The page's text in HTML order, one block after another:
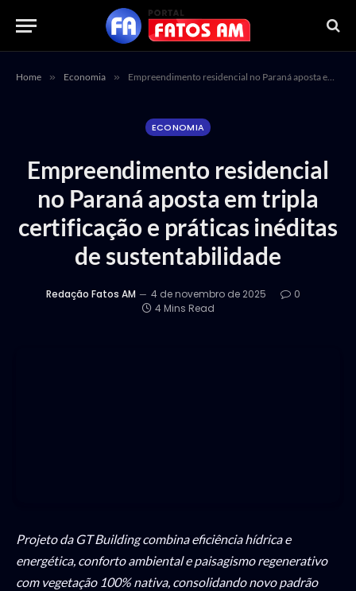
Home » Economia » Empreendimento residencial no Paraná aposta em tripla certificação e práticas inéditas de sustentabilidade
ECONOMIA
Empreendimento residencial
no Paraná aposta em tripla
certificação e práticas inéditas
de sustentabilidade
Redação Fatos AM 4 de novembro de 2025
0
4 Mins Read
Projeto da GT Building combina eficiência hídrica e
energética, conforto ambiental e paisagismo regenerativo
com vegetação 100% nativa, consolidando novo padrão